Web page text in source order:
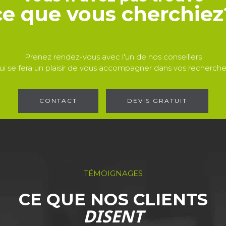
que vous
Prenez rendez-vous avec l'un de nos conseillers
se fera un plaisir de vous accompagner dans vos
CONTACT DEVIS GRATUIT
TÉMOIGNAGES
CE QUE NOS CLIENTS
DISENT